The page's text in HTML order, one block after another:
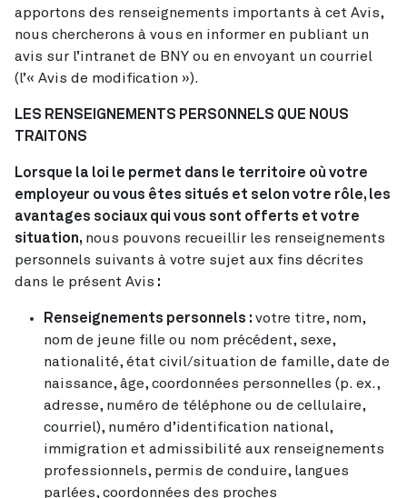
apportons des renseignements importants à cet Avis,
nous chercherons à vous en informer en publiant un
avis sur l’intranet de BNY ou en envoyant un courriel
(l’« Avis de modification »).
LES RENSEIGNEMENTS PERSONNELS QUE NOUS
TRAITONS
Lorsque la loi le permet dans le territoire où votre
employeur ou vous êtes situés et selon votre rôle, les
avantages sociaux qui vous sont offerts et votre
situation, nous pouvons recueillir les renseignements
personnels suivants à votre sujet aux fins décrites
dans le présent Avis :
Renseignements personnels : votre titre, nom,
nom de jeune fille ou nom précédent, sexe,
nationalité, état civil/situation de famille, date de
naissance, âge, coordonnées personnelles (p. ex.,
adresse, numéro de téléphone ou de cellulaire,
courriel), numéro d’identification national,
immigration et admissibilité aux renseignements
professionnels, permis de conduire, langues
parlées, coordonnées des proches